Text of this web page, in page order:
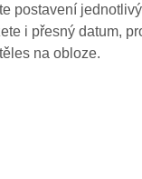
postavení
i přesný datum,
na obloze.